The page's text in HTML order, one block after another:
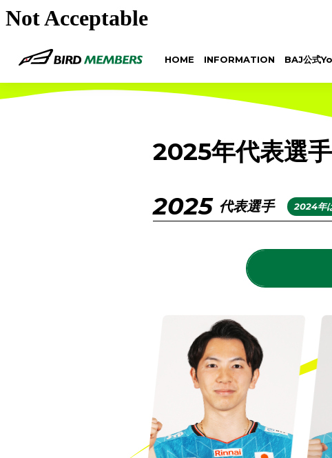
HOME INFORMATION BAJ公式
2025年代表選
2025 代表選手 2024年